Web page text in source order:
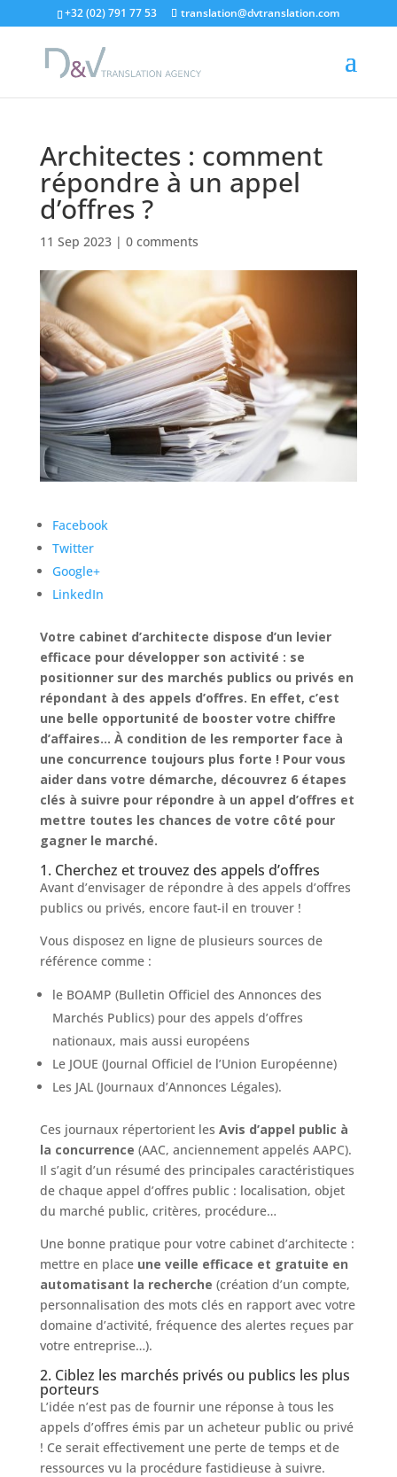
+32 (02) 791 77 53 translation@dvtranslation.com
Architectes : comment
répondre à un appel
d’offres ?
11 Sep 2023| 0 comments
Facebook
Twitter
Google+
LinkedIn
Votre cabinet d’architecte dispose d’un levier
efficace pour développer son activité : se
positionner sur des marchés publics ou privés en
répondant à des appels d’offres. En effet, c’est
une belle opportunité de booster votre chiffre
d’affaires… À condition de les remporter face à
une concurrence toujours plus forte ! Pour vous
aider dans votre démarche, découvrez 6 étapes
clés à suivre pour répondre à un appel d’offres et
mettre toutes les chances de votre côté pour
gagner le marché.
1. Cherchez et trouvez des appels d’offres
Avant d’envisager de répondre à des appels d’offres
publics ou privés, encore faut-il en trouver !
Vous disposez en ligne de plusieurs sources de
référence comme :
le BOAMP (Bulletin Officiel des Annonces des
Marchés Publics) pour des appels d’offres
nationaux, mais aussi européens
Le JOUE (Journal Officiel de l’Union Européenne)
Les JAL (Journaux d’Annonces Légales).
Ces journaux répertorient les Avis d’appel public à
la concurrence (AAC, anciennement appelés AAPC).
Il s’agit d’un résumé des principales caractéristiques
de chaque appel d’offres public : localisation, objet
du marché public, critères, procédure…
Une bonne pratique pour votre cabinet d’architecte :
mettre en place une veille efficace et gratuite en
automatisant la recherche (création d’un compte,
personnalisation des mots clés en rapport avec votre
domaine d’activité, fréquence des alertes reçues par
votre entreprise…).
2. Ciblez les marchés privés ou publics les plus
porteurs
L’idée n’est pas de fournir une réponse à tous les
appels d’offres émis par un acheteur public ou privé
! Ce serait effectivement une perte de temps et de
ressources vu la procédure fastidieuse à suivre.